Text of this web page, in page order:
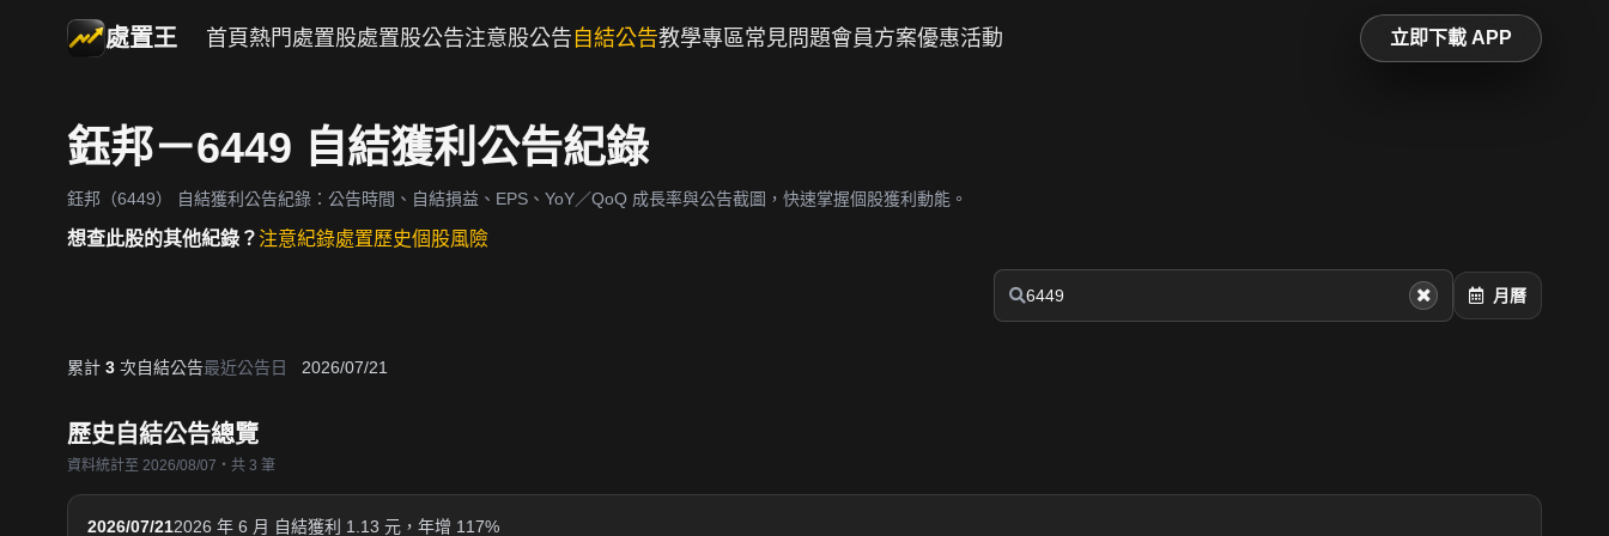
處置王 首頁 熱門處置股處置股公告注意股公告 自結公告教學專區常見問題會員方案優惠活動 立即下載 APP
鈺邦－6449 自結獲利公告紀錄
鈺邦（6449） 自結獲利公告紀錄：公告時間、自結損益、EPS、YoY／QoQ 成長率與公告截圖，快速掌握個股獲利動能。
想查此股的其他紀錄？注意紀錄處置歷史個股風險
月曆
累計 3 次自結公告最近公告日 2026/07/21
歷史自結公告總覽
資料統計至 2026/08/07・共 3 筆
2026/07/212026 年 6 月 自結獲利 1.13 元，年增 117%